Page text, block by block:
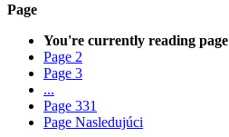
Page
You're currently reading page
Page 2
Page 3
...
Page 331
Page Nasledujúci